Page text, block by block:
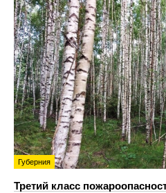
Губерния
Третий класс